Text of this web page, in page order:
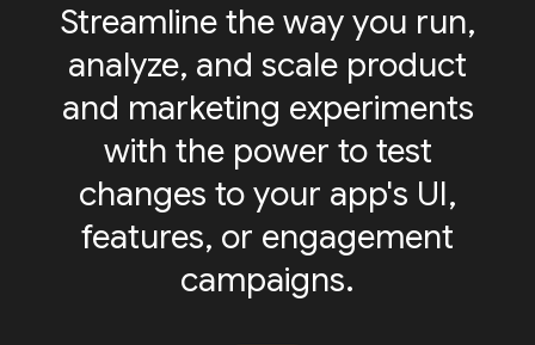
Streamline the way you run,
analyze, and scale product
and marketing experiments
with the power to test
changes to your app's UI,
features, or engagement
campaigns.